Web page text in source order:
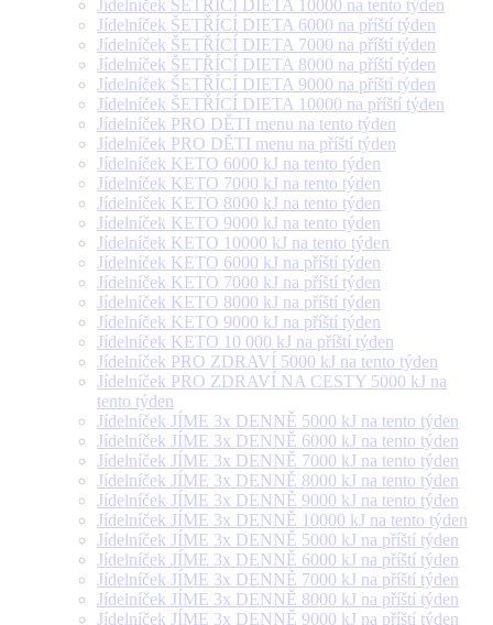
Jídelníček ŠETŘÍCÍ DIETA 10000 na tento týden
Jídelníček ŠETŘÍCÍ DIETA 6000 na příští týden
Jídelníček ŠETŘÍCÍ DIETA 7000 na příští týden
Jídelníček ŠETŘÍCÍ DIETA 8000 na příští týden
Jídelníček ŠETŘÍCÍ DIETA 9000 na příští týden
Jídelníček ŠETŘÍCÍ DIETA 10000 na příští týden
Jídelníček PRO DĚTI menu na tento týden
Jídelníček PRO DĚTI menu na příští týden
Jídelníček KETO 6000 kJ na tento týden
Jídelníček KETO 7000 kJ na tento týden
Jídelníček KETO 8000 kJ na tento týden
Jídelníček KETO 9000 kJ na tento týden
Jídelníček KETO 10000 kJ na tento týden
Jídelníček KETO 6000 kJ na příští týden
Jídelníček KETO 7000 kJ na příští týden
Jídelníček KETO 8000 kJ na příští týden
Jídelníček KETO 9000 kJ na příští týden
Jídelníček KETO 10 000 kJ na příští týden
Jídelníček PRO ZDRAVÍ 5000 kJ na tento týden
Jídelníček PRO ZDRAVÍ NA CESTY 5000 kJ na
tento týden
Jídelníček JÍME 3x DENNĚ 5000 kJ na tento týden
Jídelníček JÍME 3x DENNĚ 6000 kJ na tento týden
Jídelníček JÍME 3x DENNĚ 7000 kJ na tento týden
Jídelníček JÍME 3x DENNĚ 8000 kJ na tento týden
Jídelníček JÍME 3x DENNĚ 9000 kJ na tento týden
Jídelníček JÍME 3x DENNĚ 10000 kJ na tento týden
Jídelníček JÍME 3x DENNĚ 5000 kJ na příští týden
Jídelníček JÍME 3x DENNĚ 6000 kJ na příští týden
Jídelníček JÍME 3x DENNĚ 7000 kJ na příští týden
Jídelníček JÍME 3x DENNĚ 8000 kJ na příští týden
Jídelníček JÍME 3x DENNĚ 9000 kJ na příští týden